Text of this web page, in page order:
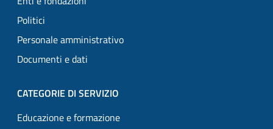
Politici
Personale amministrativo
Documenti e dati
CATEGORIE DI SERVIZIO
Educazione e formazione